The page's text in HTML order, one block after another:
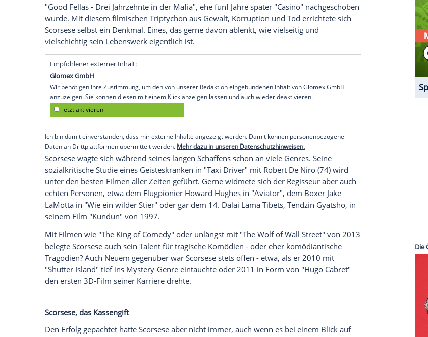
gerne im Kino.
Zwar legte er nach dem Umzug nach LittleItaly(New York) einen kurzen Karrierewandel
ein und strebte mit seinem Gang an eine Jesuitenschule einen Werdegang als Priester,
später als Lehrer an. Seinem Schicksal aber konnte dieser kleine Umweg nichts anhaben.
1960 entschied er sich als frischgebackener Student an der
für das
Filmfach.
Mehr als nur der Mafia-Regisseur
Seinen ersten kommerziellen Hit landeteMartin Scorsese1973 mit dem Streifen
"Hexenkessel", einem knallharten Gangster-Film, der in Retrospektive der Auftakt seiner
weltberühmten Mafia-Trilogie werden sollte. 1990 folgte für viele sein Magnum Opus,
"GoodFellas- Drei Jahrzehnte in der Mafia", ehe fünf Jahre später "Casino" nachgeschoben
wurde. Mit diesem filmischen Triptychon aus Gewalt, Korruption und Tod errichtete sich
Scorseseselbst ein Denkmal. Eines, das gerne davon ablenkt, wie vielseitig und
Empfohlener externer Inhalt:
Glomex GmbH
Wir benötigen Ihre Zustimmung, um den von unserer Redaktion eingebundenen Inhalt von Glomex GmbH
jetzt aktivieren